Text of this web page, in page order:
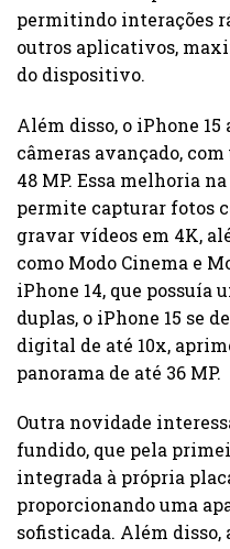
permitindo interações
outros aplicativos,
do dispositivo.
Além disso, o iPhone
câmeras avançado,
48 MP. Essa melhoria
permite capturar fotos
gravar vídeos em 4K,
como Modo Cinema e
iPhone 14, que possuía
duplas, o iPhone 15 se
digital de até 10x,
panorama de até 36 MP.
Outra novidade
fundido, que pela
integrada à própria
proporcionando uma
sofisticada. Além disso,